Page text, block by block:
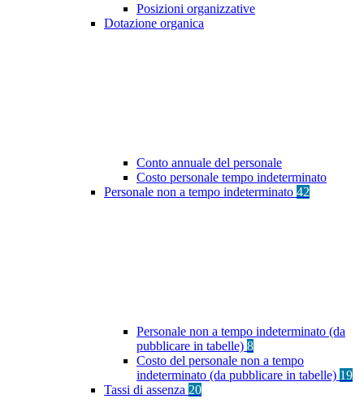
Posizioni organizzative
Dotazione organica
Conto annuale del personale
Costo personale tempo indeterminato
Personale non a tempo indeterminato 42
Personale non a tempo indeterminato (da
pubblicare in tabelle) 8
Costo del personale non a tempo
indeterminato (da pubblicare in tabelle) 19
Tassi di assenza 20